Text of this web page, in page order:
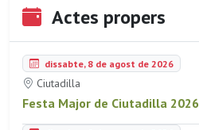
Actes propers
dissabte, 8 de agost de 2026
Ciutadilla
Festa Major de Ciutadilla 2026